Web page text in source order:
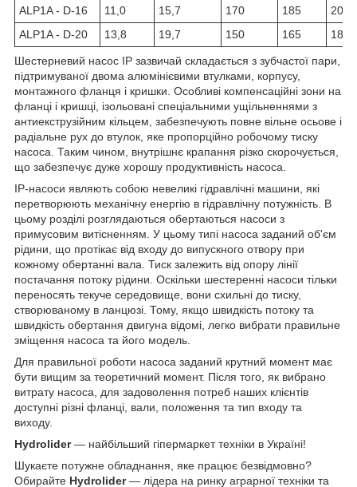
ALP1A - D-16
11,0 15,7 170 185
200
ALP1A - D-20
13,8 19,7 150 165 180
Шестерневий насос IP зазвичай складається з зубчастої пари,
підтримуваної двома алюмінієвими втулками, корпусу,
монтажного фланця і кришки. Особливі компенсаційні зони на
фланці і кришці, ізольовані спеціальними ущільненнями з
антиекструзійним кільцем, забезпечують повне вільне осьове і
радіальне рух до втулок, яке пропорційно робочому тиску
насоса. Таким чином, внутрішнє крапання різко скорочується,
що забезпечує дуже хорошу продуктивність насоса.
IP-насоси являють собою невеликі гідравлічні машини, які
перетворюють механічну енергію в гідравлічну потужність. В
цьому розділі розглядаються обертаються насоси з
примусовим витісненням. У цьому типі насоса заданий об'єм
рідини, що протікає від входу до випускного отвору при
кожному обертанні вала. Тиск залежить від опору лінії
постачання потоку рідини. Оскільки шестеренні насоси тільки
переносять текуче середовище, вони схильні до тиску,
створюваному в ланцюзі. Тому, якщо швидкість потоку та
швидкість обертання двигуна відомі, легко вибрати правильне
зміщення насоса та його модель.
Для правильної роботи насоса заданий крутний момент має
бути вищим за теоретичний момент. Після того, як вибрано
витрату насоса, для задоволення потреб наших клієнтів
доступні різні фланці, вали, положення та тип входу та
виходу.
Hydrolider— найбільший гіпермаркет техніки в Україні!
Шукаєте потужне обладнання, яке працює безвідмовно?
Обирайте Hydrolider— лідера на ринку аграрної техніки та